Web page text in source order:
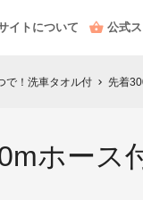
イトについて 公式
で！洗車タオル付 chevron_right 先着
ホース